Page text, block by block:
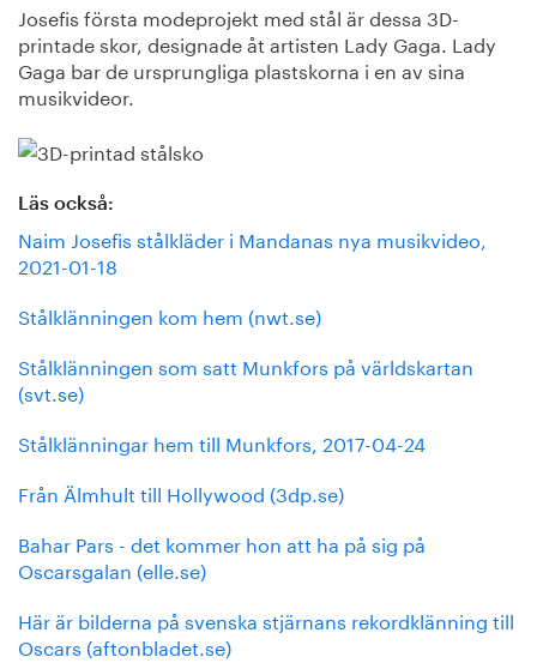
Josefis första modeprojekt med stål är dessa 3D-
printade skor, designade åt artisten Lady Gaga. Lady
Gaga bar de ursprungliga plastskorna i en av sina
musikvideor.
Läs också:
Naim Josefis stålkläder i Mandanas nya musikvideo,
2021-01-18
Stålklänningen kom hem (nwt.se)
Stålklänningen som satt Munkfors på världskartan
(svt.se)
Stålklänningar hem till Munkfors, 2017-04-24
Från Älmhult till Hollywood (3dp.se)
Bahar Pars - det kommer hon att ha på sig på
Oscarsgalan (elle.se)
Här är bilderna på svenska stjärnans rekordklänning till
Oscars (aftonbladet.se)